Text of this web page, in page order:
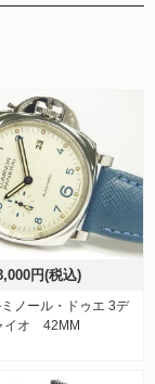
円(税込)
ノール・ドゥエ 3デ
イオ 42MM